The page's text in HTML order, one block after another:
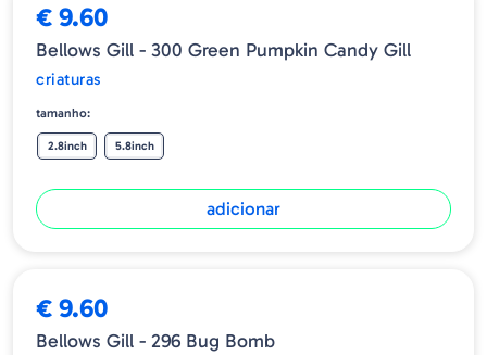
€ 9.60
Bellows Gill - 300 Green Pumpkin Candy Gill
criaturas
tamanho:
2.8inch 5.8inch
adicionar
€ 9.60
Bellows Gill - 296 Bug Bomb